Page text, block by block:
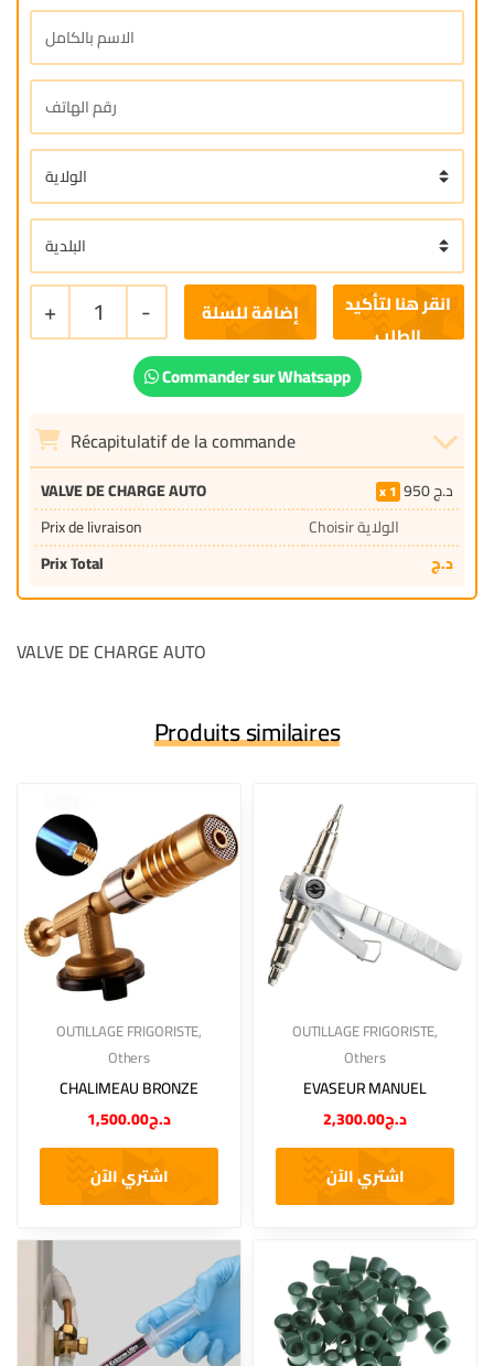
+ 1 - إضافة للسلة
Commander sur Whatsapp
Récapitulatif de la commande
VALVE DE CHARGE AUTO 1 950د.ج
Prix de livraison
Choisir الولاية
Prix Total
د.ج
VALVE DE CHARGE AUTO
Produits similaires
OUTILLAGE FRIGORISTE,
Others
CHALIMEAU BRONZE
د.ج1,500.00
اشتري الآن
OUTILLAGE FRIGORISTE,
Others
EVASEUR MANUEL
د.ج2,300.00
اشتري الآن